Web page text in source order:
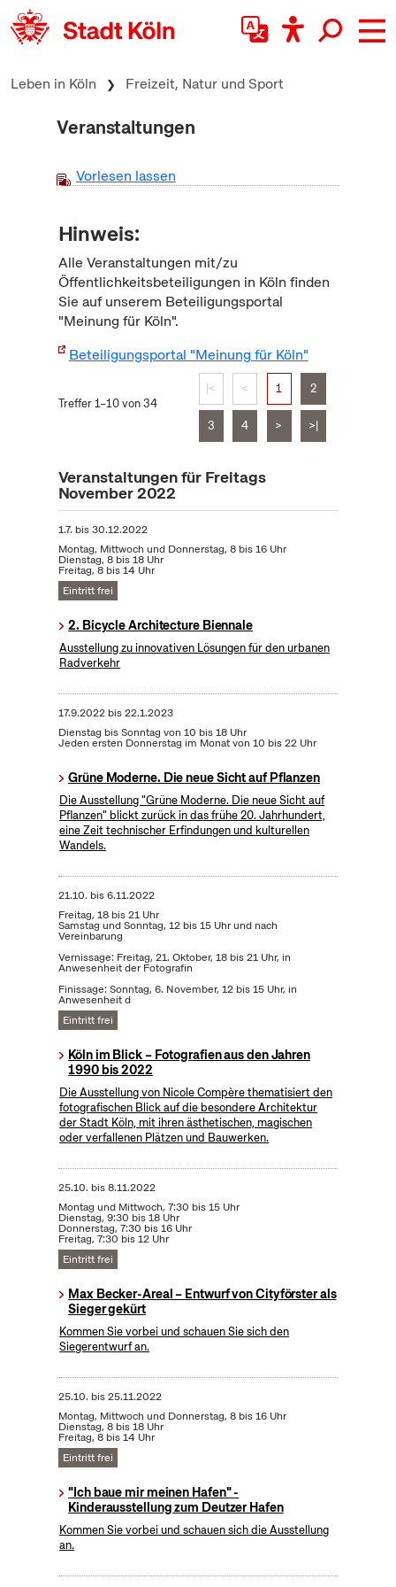
zum Inhalt springen
Leben in Köln Freizeit, Natur und Sport
Veranstaltungen
Vorlesen lassen
Hinweis:
Alle Veranstaltungen mit/zu
Öffentlichkeitsbeteiligungen in Köln finden
Sie auf unserem Beteiligungsportal
"Meinung für Köln".
Beteiligungsportal "Meinung für Köln"
Treffer 1–10 von 34
|< < 1 2
3 4 > >|
Veranstaltungen für Freitags
November 2022
1.7. bis30.12.2022
Montag, Mittwoch und Donnerstag, 8 bis 16 Uhr
Dienstag, 8 bis 18 Uhr
Freitag, 8 bis 14 Uhr
Eintritt frei
2. Bicycle Architecture Biennale
Ausstellung zu innovativen Lösungen für den urbanen
Radverkehr
17.9.2022bis22.1.2023
Dienstag bis Sonntag von 10 bis 18 Uhr
Jeden ersten Donnerstag im Monat von 10 bis 22 Uhr
Grüne Moderne. Die neue Sicht auf Pflanzen
Die Ausstellung "Grüne Moderne. Die neue Sicht auf
Pflanzen" blickt zurück in das frühe 20. Jahrhundert,
eine Zeit technischer Erfindungen und kulturellen
Wandels.
21.10. bis6.11.2022
Freitag, 18 bis 21 Uhr
Samstag und Sonntag, 12 bis 15 Uhr und nach
Vereinbarung
Vernissage: Freitag, 21. Oktober, 18 bis 21 Uhr, in
Anwesenheit der Fotografin
Finissage: Sonntag, 6. November, 12 bis 15 Uhr, in
Anwesenheit d
Eintritt frei
Köln im Blick – Fotografien aus den Jahren
1990 bis 2022
Die Ausstellung von Nicole Compère thematisiert den
fotografischen Blick auf die besondere Architektur
der Stadt Köln, mit ihren ästhetischen, magischen
oder verfallenen Plätzen und Bauwerken.
25.10. bis8.11.2022
Montag und Mittwoch, 7:30 bis 15 Uhr
Dienstag, 9:30 bis 18 Uhr
Donnerstag, 7:30 bis 16 Uhr
Freitag, 7:30 bis 12 Uhr
Eintritt frei
Max Becker-Areal – Entwurf von Cityförster als
Sieger gekürt
Kommen Sie vorbei und schauen Sie sich den
Siegerentwurf an.
25.10. bis25.11.2022
Montag, Mittwoch und Donnerstag, 8 bis 16 Uhr
Dienstag, 8 bis 18 Uhr
Freitag, 8 bis 14 Uhr
Eintritt frei
"Ich baue mir meinen Hafen" -
Kinderausstellung zum Deutzer Hafen
Kommen Sie vorbei und schauen sich die Ausstellung
an.